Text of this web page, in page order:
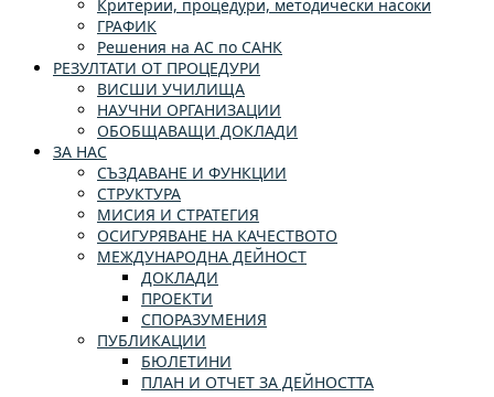
Критерии, процедури, методически насоки
ГРАФИК
Решения на АС по САНК
РЕЗУЛТАТИ ОТ ПРОЦЕДУРИ
ВИСШИ УЧИЛИЩА
НАУЧНИ ОРГАНИЗАЦИИ
ОБОБЩАВАЩИ ДОКЛАДИ
ЗА НАС
СЪЗДАВАНЕ И ФУНКЦИИ
СТРУКТУРА
МИСИЯ И СТРАТЕГИЯ
ОСИГУРЯВАНЕ НА КАЧЕСТВОТО
МЕЖДУНАРОДНА ДЕЙНОСТ
ДОКЛАДИ
ПРОЕКТИ
СПОРАЗУМЕНИЯ
ПУБЛИКАЦИИ
БЮЛЕТИНИ
ПЛАН И ОТЧЕТ ЗА ДЕЙНОСТТА